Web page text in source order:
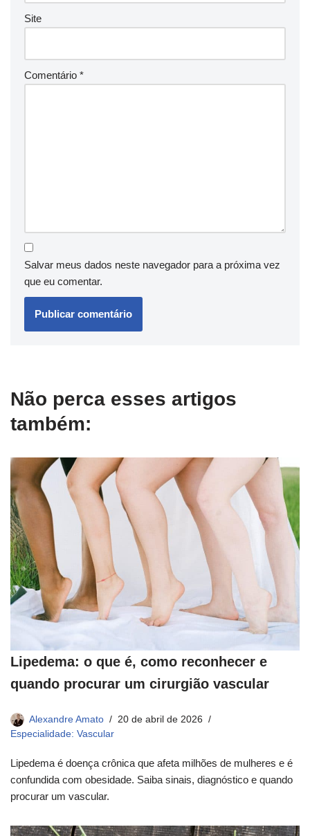
Site
Comentário *
Salvar meus dados neste navegador para a próxima vez
que eu comentar.
Não perca esses artigos
também:
Lipedema: o que é, como reconhecer e
quando procurar um cirurgião vascular
Alexandre Amato
20 de abril de 2026
Especialidade: Vascular
Lipedema é doença crônica que afeta milhões de mulheres e é
confundida com obesidade. Saiba sinais, diagnóstico e quando
procurar um vascular.